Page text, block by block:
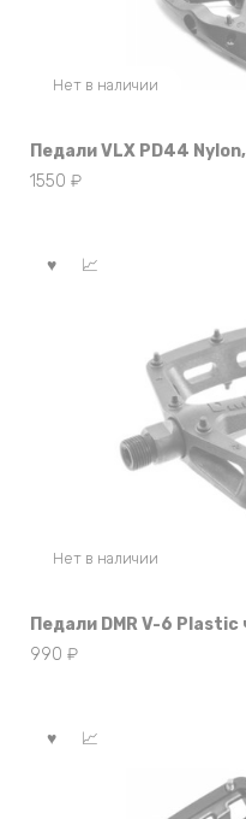
Нет в наличии
Педали VLX PD44
1550 ₽
Нет в наличии
Педали DMR V-6
990 ₽